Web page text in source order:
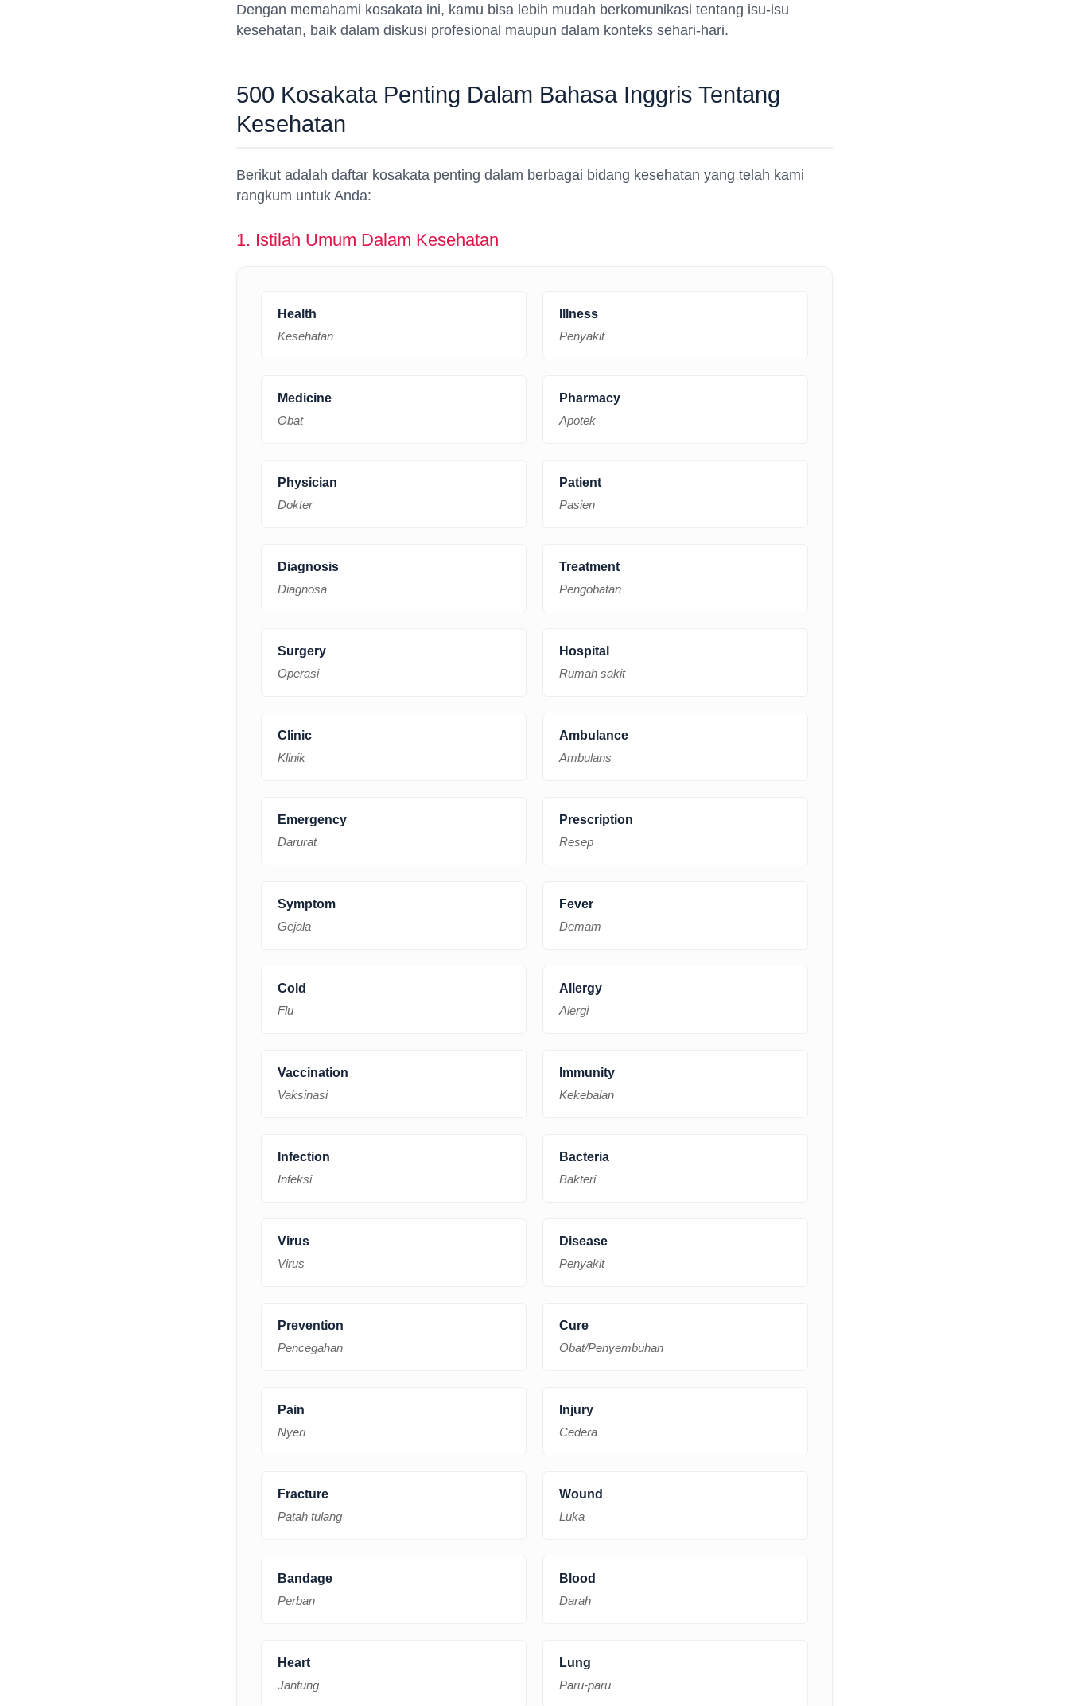
Dengan memahami kosakata ini, kamu bisa lebih mudah berkomunikasi tentang isu-isu
kesehatan, baik dalam diskusi profesional maupun dalam konteks sehari-hari.
500 Kosakata Penting Dalam Bahasa Inggris Tentang
Kesehatan
Berikut adalah daftar kosakata penting dalam berbagai bidang kesehatan yang telah kami
rangkum untuk Anda:
1. Istilah Umum Dalam Kesehatan
Health
Kesehatan
Illness
Penyakit
Medicine
Obat
Pharmacy
Apotek
Physician
Dokter
Patient
Pasien
Diagnosis
Diagnosa
Treatment
Pengobatan
Surgery
Operasi
Hospital
Rumah sakit
Clinic
Klinik
Ambulance
Ambulans
Emergency
Darurat
Prescription
Resep
Symptom
Gejala
Fever
Demam
Cold
Flu
Allergy
Alergi
Vaccination
Vaksinasi
Immunity
Kekebalan
Infection
Infeksi
Bacteria
Bakteri
Virus
Virus
Disease
Penyakit
Prevention
Pencegahan
Cure
Obat/Penyembuhan
Pain
Nyeri
Injury
Cedera
Fracture
Patah tulang
Wound
Luka
Bandage
Perban
Blood
Darah
Heart
Jantung
Lung
Paru-paru